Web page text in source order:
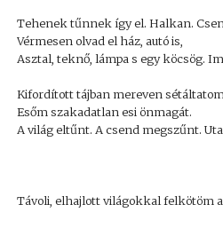
Tehenek tűnnek így el. Halkan.
Vérmesen olvad el ház, autó is,
Asztal, teknő, lámpa s egy köcsög.
Kifordított tájban mereven
Esőm szakadatlan esi önmagát.
A világ eltűnt. A csend megszűnt.
Távoli, elhajlott világokkal felkötöm